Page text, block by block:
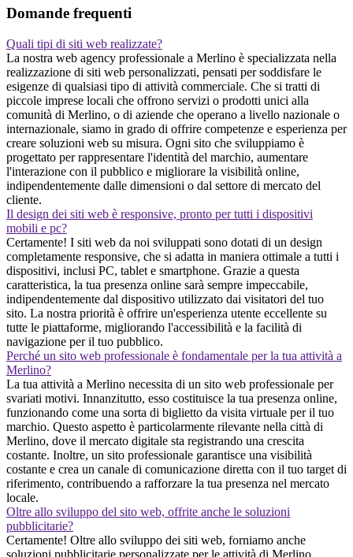
Domande frequenti
Quali tipi di siti web realizzate?
La nostra web agency professionale a Merlino è specializzata nella
realizzazione di siti web personalizzati, pensati per soddisfare le
esigenze di qualsiasi tipo di attività commerciale. Che si tratti di
piccole imprese locali che offrono servizi o prodotti unici alla
comunità di Merlino, o di aziende che operano a livello nazionale o
internazionale, siamo in grado di offrire competenze e esperienza per
creare soluzioni web su misura. Ogni sito che sviluppiamo è
progettato per rappresentare l'identità del marchio, aumentare
l'interazione con il pubblico e migliorare la visibilità online,
indipendentemente dalle dimensioni o dal settore di mercato del
cliente.
Il design dei siti web è responsive, pronto per tutti i dispositivi
mobili e pc?
Certamente! I siti web da noi sviluppati sono dotati di un design
completamente responsive, che si adatta in maniera ottimale a tutti i
dispositivi, inclusi PC, tablet e smartphone. Grazie a questa
caratteristica, la tua presenza online sarà sempre impeccabile,
indipendentemente dal dispositivo utilizzato dai visitatori del tuo
sito. La nostra priorità è offrire un'esperienza utente eccellente su
tutte le piattaforme, migliorando l'accessibilità e la facilità di
navigazione per il tuo pubblico.
Perché un sito web professionale è fondamentale per la tua attività a
Merlino?
La tua attività a Merlino necessita di un sito web professionale per
svariati motivi. Innanzitutto, esso costituisce la tua presenza online,
funzionando come una sorta di biglietto da visita virtuale per il tuo
marchio. Questo aspetto è particolarmente rilevante nella città di
Merlino, dove il mercato digitale sta registrando una crescita
costante. Inoltre, un sito professionale garantisce una visibilità
costante e crea un canale di comunicazione diretta con il tuo target di
riferimento, contribuendo a rafforzare la tua presenza nel mercato
locale.
Oltre allo sviluppo del sito web, offrite anche le soluzioni
pubblicitarie?
Certamente! Oltre allo sviluppo dei siti web, forniamo anche
soluzioni pubblicitarie personalizzate per le attività di Merlino.